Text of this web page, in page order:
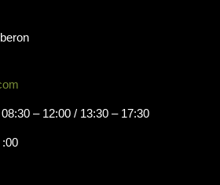
– 12:00 / 13:30 – 17:30
:00